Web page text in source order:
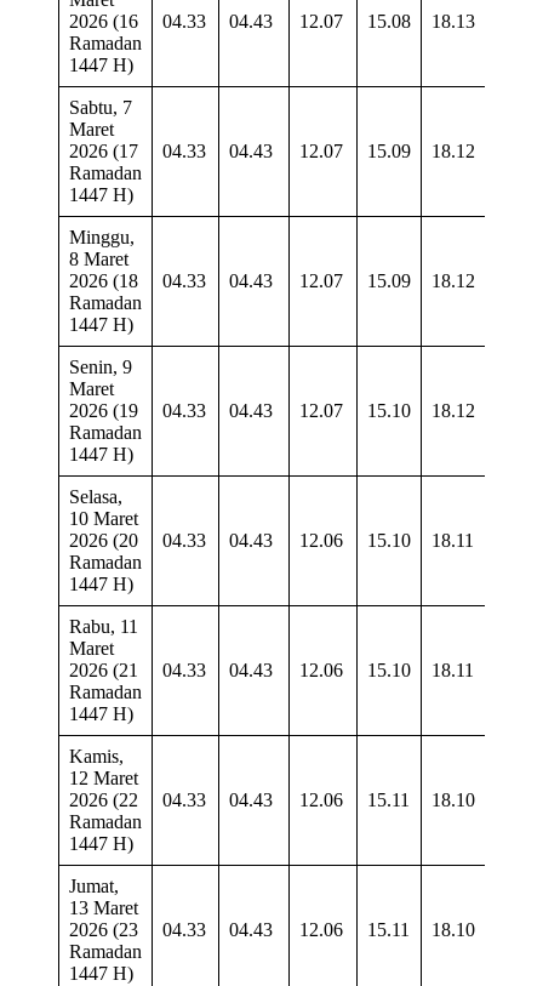
2026 (16
Ramadan
1447 H)
04.33 04.43 12.07 15.08 18.13
Sabtu, 7
Maret
2026 (17
Ramadan
1447 H)
04.33 04.43 12.07 15.09 18.12
Minggu,
8 Maret
2026 (18
Ramadan
1447 H)
04.33 04.43 12.07 15.09 18.12
Senin, 9
Maret
2026 (19
Ramadan
1447 H)
04.33 04.43 12.07 15.10 18.12
Selasa,
10 Maret
2026 (20
Ramadan
1447 H)
04.33 04.43 12.06 15.10 18.11
Rabu, 11
Maret
2026 (21
Ramadan
1447 H)
04.33 04.43 12.06 15.10 18.11
Kamis,
12 Maret
2026 (22
Ramadan
1447 H)
04.33 04.43 12.06 15.11 18.10
Jumat,
13 Maret
2026 (23
Ramadan
1447 H)
04.33 04.43 12.06 15.11 18.10